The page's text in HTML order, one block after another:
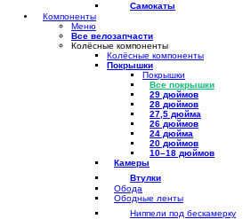
Самокаты
Компоненты
Меню
Все велозапчасти
Колёсные компоненты
Колёсные компоненты
Покрышки
Покрышки
Все покрышки
29 дюймов
28 дюймов
27,5 дюйма
26 дюймов
24 дюйма
20 дюймов
10–18 дюймов
Камеры
Втулки
Обода
Ободные ленты
Ниппели под бескамерку